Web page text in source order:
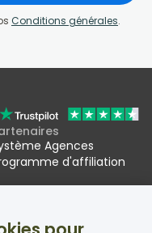
Conditions générales.
Agences
d'affiliation